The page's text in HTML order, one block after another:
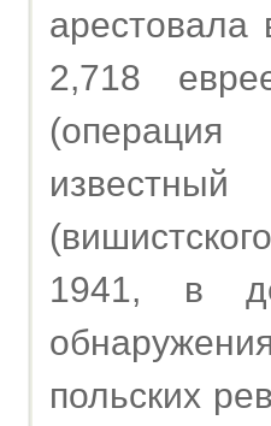
2,718
1941, в
польских